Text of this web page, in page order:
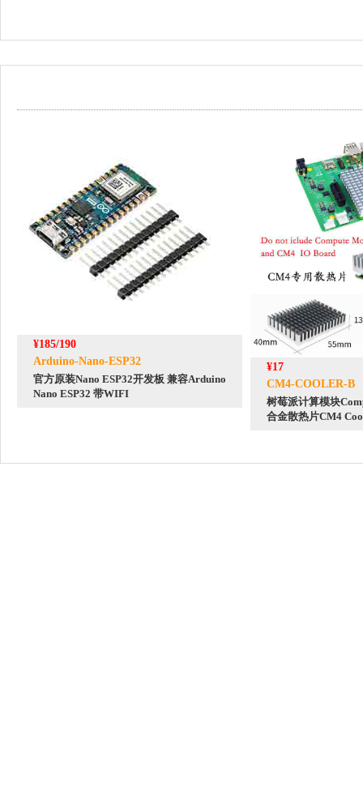
¥185/190
Arduino-Nano-ESP32
官方原装Nano ESP32开发板 兼容Arduino
Nano ESP32 带WIFI
¥17
CM4-COOLER-B
树莓派计算模块
合金散热片CM4